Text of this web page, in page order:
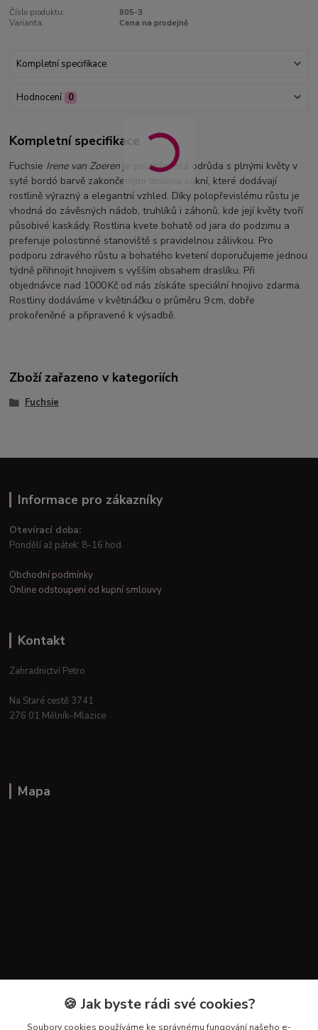
Číslo produktu:
805-3
Varianta:
Cena na prodejně
Kompletní specifikace
Hodnocení 0
Kompletní specifikace
Fuchsie Irene van Zoeren je polopřevislá odrůda s plnými květy v
syté bordó barvě zakončenými tmavou sukní, které dodávají
rostlině výrazný a elegantní vzhled. Díky polopřevislému růstu je
vhodná do závěsných nádob, truhlíků i záhonů, kde její květy tvoří
působivé kaskády. Rostlina kvete bohatě od jara do podzimu a
preferuje polostinné stanoviště s pravidelnou zálivkou. Pro
podporu zdravého růstu a bohatého kvetení doporučujeme jednou
týdně přihnojit hnojivem s vyšším obsahem draslíku. Při
objednávce nad 1000 Kč od nás získáte speciální hnojivo zdarma.
Rostliny dodáváme v květináčku o průměru 9 cm, dobře
prokořeněné a připravené k výsadbě.
Zboží zařazeno v kategoriích
Fuchsie
Informace pro zákazníky
Otevírací doba:
Pondělí až pátek: 8-16 hod.
Obchodní podmínky
Online odstoupení od kupní smlouvy
Kontakt
Zahradnictví Petro
Na Staré cestě 3741
276 01 Mělník–Mlazice
Mapa
Kontakty🍪 Jak byste rádi své cookies?
Soubory cookies používáme ke správnému fungování našeho e-